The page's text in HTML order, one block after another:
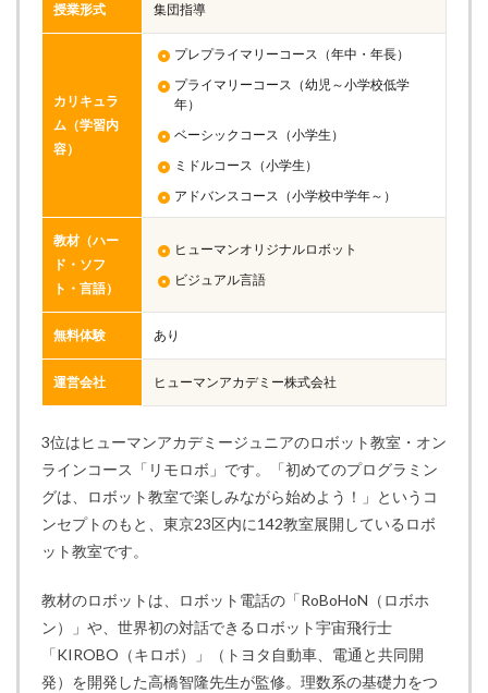
授業形式 集団指導
カリキュラ
ム（学習内
容）
プレプライマリーコース（年中・年長）
プライマリーコース（幼児～小学校低学
年）
ベーシックコース（小学生）
ミドルコース（小学生）
アドバンスコース（小学校中学年～）
教材（ハー
ド・ソフ
ト・言語）
ヒューマンオリジナルロボット
ビジュアル言語
無料体験 あり
運営会社 ヒューマンアカデミー株式会社
3位はヒューマンアカデミージュニアのロボット教室・オン
ラインコース「リモロボ」です。「初めてのプログラミン
グは、ロボット教室で楽しみながら始めよう！」というコ
ンセプトのもと、東京23区内に142教室展開しているロボ
ット教室です。
教材のロボットは、ロボット電話の「RoBoHoN（ロボホ
ン）」や、世界初の対話できるロボット宇宙飛行士
「KIROBO（キロボ）」（トヨタ自動車、電通と共同開
発）を開発した高橋智隆先生が監修。理数系の基礎力をつ